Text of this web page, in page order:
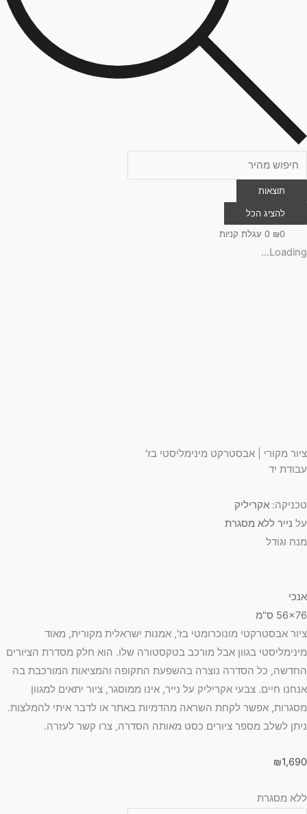
תוצאות
להציג הכל
₪0
0 עגלת קניות
Loading...
ציור מקורי | אבסטרקט מינימליסטי בז'
עבודת יד
טכניקה: אקריליק
על נייר ללא מסגרת
מנח וגודל
אנכי
56x76 ס"מ
ציור אבסטרקטי מונוכרומטי בז', אמנות ישראלית מקורית, מאוד
מינימליסטי בגוון אבל מורכב בטקסטורה שלו. הוא חלק מסדרת הציורים
החדשה, כל הסדרה נוצרה בהשפעת התקופה והמציאות המורכבת בה
אנחנו חיים. צבעי אקריליק על נייר, אינו ממוסגר, ציור יתאים למגוון
מסגרות, אפשר לקחת השראה מהדמיות באתר או לדבר איתי להמלצות.
ניתן לשלב מספר ציורים כסט מאותה הסדרה, צרו קשר לעזרה.
₪1,690
ללא מסגרת